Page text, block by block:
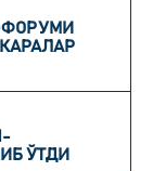
ФОРУМИ
ЎТДИ